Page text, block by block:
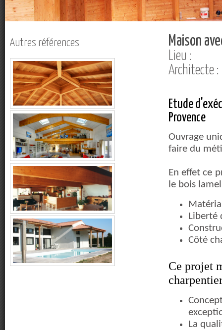
Autres références Maison
Lieu :
Architecte :
Etude
Provence
Ouvrage
faire du
En effet ce
le bois
Liberté
Côté
Ce projet
La